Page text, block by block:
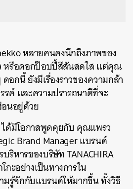
หลายคนคงนึกถึงภาพของ
หรือดอกป๊อบปี้สีสันสดใส แต่คุณ
อกนี้ ยังมีเรื่องราวของความกล้า
รค์ และความปรารถนาดีที่จะ
นอยู่ด้วย
ด้มีโอกาสพูดคุยกับ คุณแพรว
Brand Manager แบรนด์
ริหารของบริษัท TANACHIRA
กะอย่างเป็นทางการใน
มรู้จักกับแบรนด์ให้มากขึ้น ทั้งวิธี